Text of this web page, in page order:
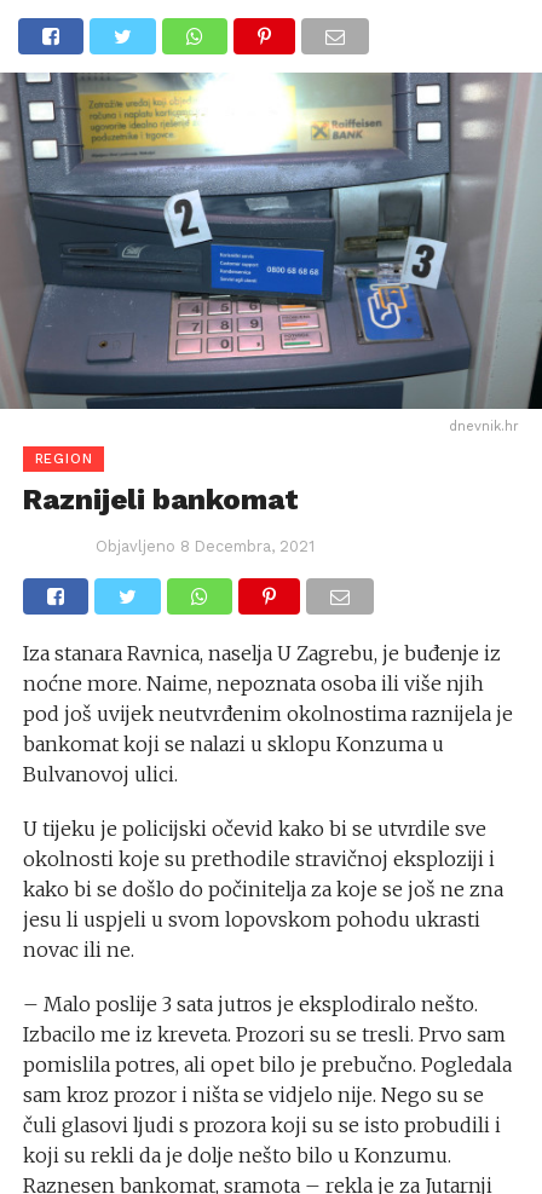
dnevnik.hr
REGION
Raznijeli bankomat
Objavljeno 8 Decembra, 2021
Iza stanara Ravnica, naselja U Zagrebu, je buđenje iz
noćne more. Naime, nepoznata osoba ili više njih
pod još uvijek neutvrđenim okolnostima raznijela je
bankomat koji se nalazi u sklopu Konzuma u
Bulvanovoj ulici.
U tijeku je policijski očevid kako bi se utvrdile sve
okolnosti koje su prethodile stravičnoj eksploziji i
kako bi se došlo do počinitelja za koje se još ne zna
jesu li uspjeli u svom lopovskom pohodu ukrasti
novac ili ne.
– Malo poslije 3 sata jutros je eksplodiralo nešto.
Izbacilo me iz kreveta. Prozori su se tresli. Prvo sam
pomislila potres, ali opet bilo je prebučno. Pogledala
sam kroz prozor i ništa se vidjelo nije. Nego su se
čuli glasovi ljudi s prozora koji su se isto probudili i
koji su rekli da je dolje nešto bilo u Konzumu.
Raznesen bankomat, sramota – rekla je za Jutarnji